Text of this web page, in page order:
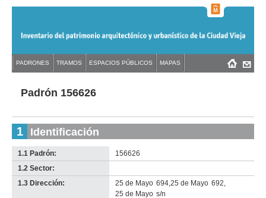
navigation
Back
topPadrón 156626
1 Identificación
1.1 Padrón:
156626
1.2 Sector:
no
info-
1.3 Dirección: 25 de Mayo 694,25 de Mayo 692,
25 de Mayo s/n
Back
to Menú
PADRONES TRAMOS ESPACIOS PÚBLICOS MAPAS